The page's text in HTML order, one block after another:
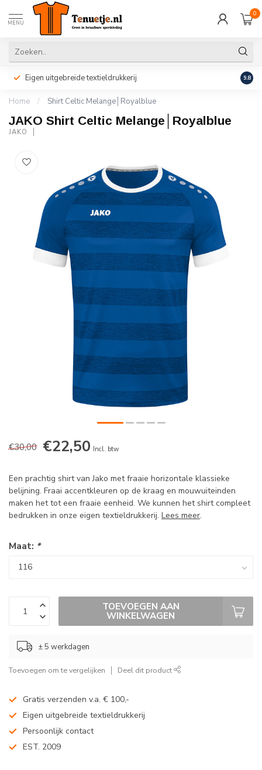
MENU
0
Eigen uitgebreide textieldrukkerij 9.8
Home / Shirt Celtic Melange│Royalblue
JAKO Shirt Celtic Melange│Royalblue
JAKO
€30,00 €22,50 Incl. btw
Een prachtig shirt van Jako met fraaie horizontale klassieke
belijning. Fraai accentkleuren op de kraag en mouwuiteinden
maken het tot een fraaie eenheid. We kunnen het shirt compleet
bedrukken in onze eigen textieldrukkerij. Lees meer.
Maat: *
TOEVOEGEN AAN
WINKELWAGEN
± 5 werkdagen
Toevoegen om te vergelijken Deel dit product
Gratis verzenden v.a. € 100,-
Eigen uitgebreide textieldrukkerij
Persoonlijk contact
EST. 2009